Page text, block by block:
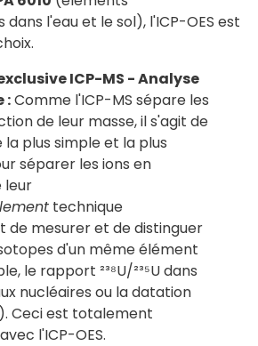
l'eau et le sol), l'ICP-OES est
ICP-MS - Analyse
:Comme l'ICP-MS sépare les
de leur masse, il s'agit de
plus simple et la plus
séparer les ions en
leur
technique
mesurer et de distinguer
d'un même élément
le rapport ²³⁸U/²³⁵U dans
nucléaires ou la datation
Ceci est totalement
l'ICP-OES.